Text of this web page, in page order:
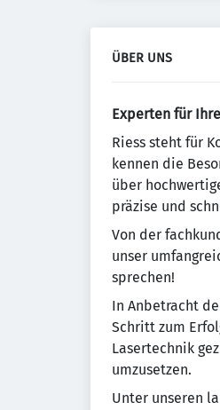
ÜBER UNS
Experten für
Riess steht für
kennen die
über
präzise und
Von der
unser
sprechen!
In Anbetracht
Schritt zum
Lasertechnik
umzusetzen.
Unter unseren